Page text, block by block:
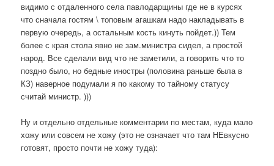
видимо с отдаленного села павлодарщины где не в курсях
что сначала гостям \ топовым агашкам надо накладывать в
первую очередь, а остальным кость кинуть пойдет.)) Тем
более с края стола явно не зам.министра сидел, а простой
народ. Все сделали вид что не заметили, а говорить что то
поздно было, но бедные иностры (половина раньше была в
КЗ) наверное подумали я по какому то тайному статусу
считай министр. )))
Ну и отдельно отдельные комментарии по местам, куда мало
хожу или совсем не хожу (это не означает что там НЕвкусно
готовят, просто почти не хожу туда):